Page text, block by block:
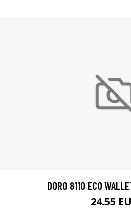
DORO 8110 ECO
24.55